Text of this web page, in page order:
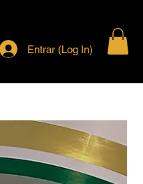
Entrar (Log In)